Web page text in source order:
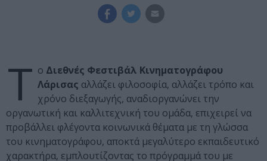
Τ ο Διεθνές Φεστιβάλ Κινηματογράφου
Λάρισας αλλάζει φιλοσοφία, αλλάζει τρόπο και
χρόνο διεξαγωγής, αναδιοργανώνει την
οργανωτική και καλλιτεχνική του ομάδα, επιχειρεί να
προβάλλει φλέγοντα κοινωνικά θέματα με τη γλώσσα
του κινηματογράφου, αποκτά μεγαλύτερο εκπαιδευτικό
χαρακτήρα, εμπλουτίζοντας το πρόγραμμά του με